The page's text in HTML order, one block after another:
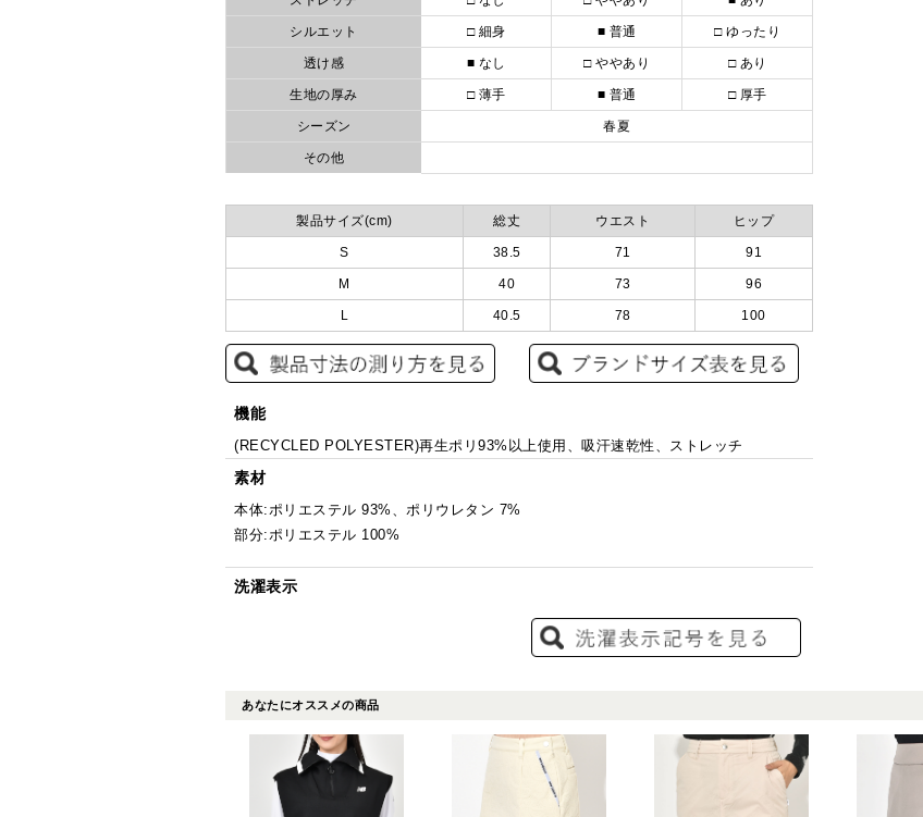
シルエット □ 細身 ■ 普通 □ ゆったり
透け感 ■ なし □ ややあり □ あり
生地の厚み □ 薄手 ■ 普通 □ 厚手
シーズン 春夏
その他
製品サイズ(cm) 総丈 ウエスト ヒップ
S 38.5 71 91
M 40 73 96
L 40.5 78 100
機能
(RECYCLED POLYESTER)再生ポリ93%以上使用、吸汗速乾性、ストレッチ
素材
本体:ポリエステル 93%、ポリウレタン 7%
部分:ポリエステル 100%
洗濯表示
あなたにオススメの商品